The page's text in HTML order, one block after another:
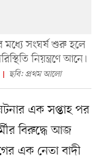
মধ্যে সংঘর্ষ শুরু হলে
নিয়ন্ত্রণে আনে।
ছবি: প্রথম আলো
এক সপ্তাহ পর
বিরুদ্ধে আজ
এক নেতা বাদী